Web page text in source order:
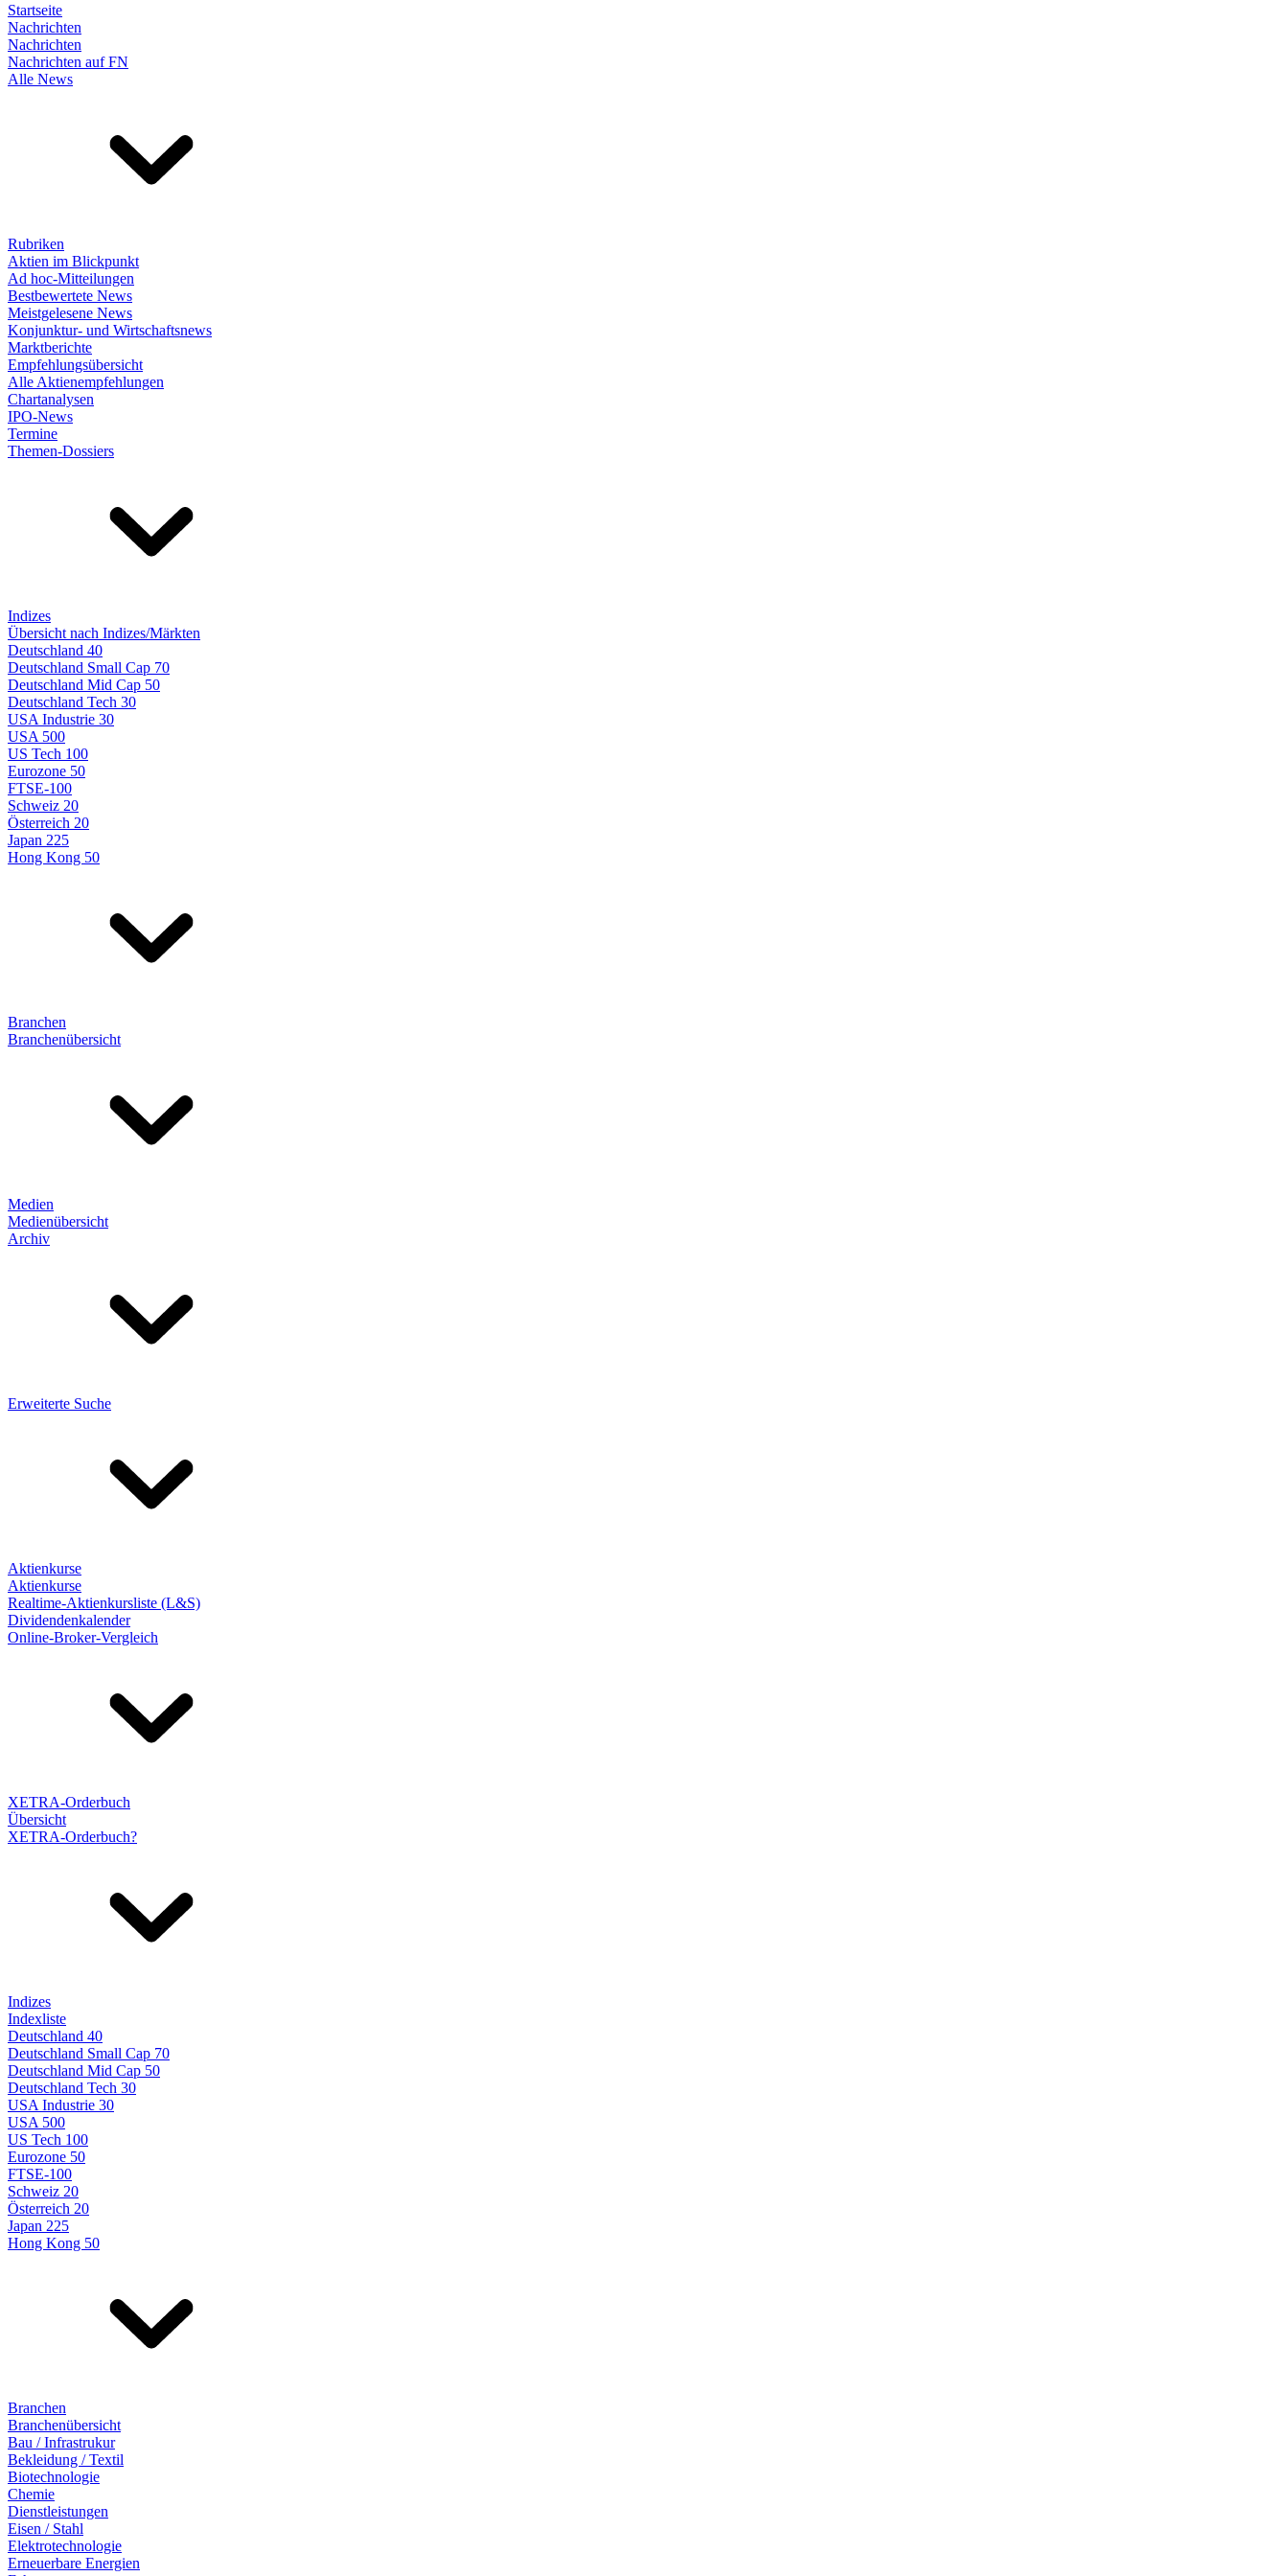
Startseite
Nachrichten
Nachrichten
Nachrichten auf FN
Alle News
Rubriken
Aktien im Blickpunkt
Ad hoc-Mitteilungen
Bestbewertete News
Meistgelesene News
Konjunktur- und Wirtschaftsnews
Marktberichte
Empfehlungsübersicht
Alle Aktienempfehlungen
Chartanalysen
IPO-News
Termine
Themen-Dossiers
Indizes
Übersicht nach Indizes/Märkten
Deutschland 40
Deutschland Small Cap 70
Deutschland Mid Cap 50
Deutschland Tech 30
USA Industrie 30
USA 500
US Tech 100
Eurozone 50
FTSE-100
Schweiz 20
Österreich 20
Japan 225
Hong Kong 50
Branchen
Branchenübersicht
Medien
Medienübersicht
Archiv
Erweiterte Suche
Aktienkurse
Aktienkurse
Realtime-Aktienkursliste (L&S)
Dividendenkalender
Online-Broker-Vergleich
XETRA-Orderbuch
Übersicht
XETRA-Orderbuch?
Indizes
Indexliste
Deutschland 40
Deutschland Small Cap 70
Deutschland Mid Cap 50
Deutschland Tech 30
USA Industrie 30
USA 500
US Tech 100
Eurozone 50
FTSE-100
Schweiz 20
Österreich 20
Japan 225
Hong Kong 50
Branchen
Branchenübersicht
Bau / Infrastrukur
Bekleidung / Textil
Biotechnologie
Chemie
Dienstleistungen
Eisen / Stahl
Elektrotechnologie
Erneuerbare Energien